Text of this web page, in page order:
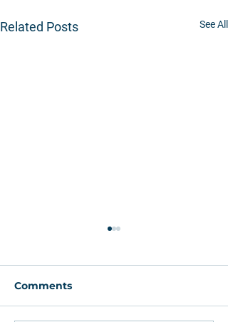
Related Posts See All
Comments